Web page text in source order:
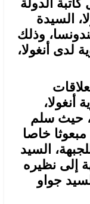
كاتبة الدولة
السيدة
وذلك
لدى أنغولا،
أنغولا،
حيث سلم
خاصا
السيد
إلى نظيره
جواو